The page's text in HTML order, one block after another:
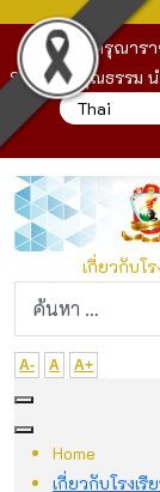
โรงเรียนดรุณารา
School : คุณธรรม
เกี่ยวกับโร
A- A A+
Home
เกี่ยวกับโรงเรี